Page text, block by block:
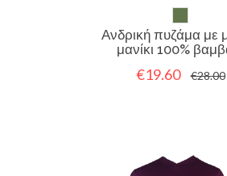
Ανδρική πυζάμα με
μανίκι 100%
€19.60 €28.00